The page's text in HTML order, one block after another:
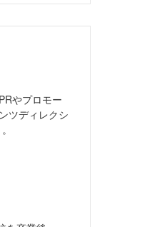
やプロモー
ツディレクシ